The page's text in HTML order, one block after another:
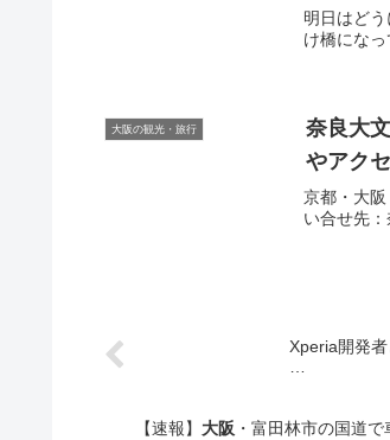
明日はど
け橋にな
大阪の観光・旅行
奈良大
やアク
京都・大
い合せ先
Xperia開発
【速報】 大阪 ・富田林市の国道